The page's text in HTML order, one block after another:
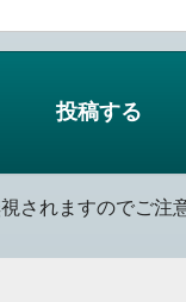
されますのでご注